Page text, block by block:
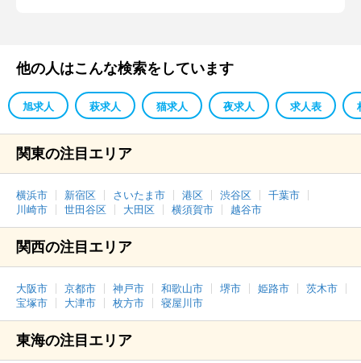
他の人はこんな検索をしています
旭求人 萩求人 猫求人 夜求人 求人表
関東の注目エリア
横浜市 新宿区 さいたま市 港区 渋谷区
千葉市
川崎市
世田谷区 大田区 横須賀市 越谷市
関西の注目エリア
大阪市 京都市 神戸市 和歌山市 堺市 姫路市
茨木市
宝塚市
大津市 枚方市 寝屋川市
東海の注目エリア